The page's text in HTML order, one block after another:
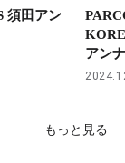
須田アン
アン
もっと見る